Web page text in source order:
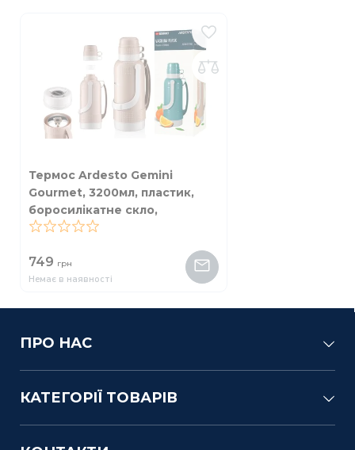
Термос Ardesto Gemini
Gourmet, 3200мл, пластик,
боросилікатне скло,
коричневий
749 грн
Немає в наявності
ПРО НАС
КАТЕГОРІЇ ТОВАРІВ